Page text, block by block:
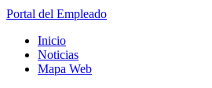
Portal del Empleado
Inicio
Noticias
Mapa Web